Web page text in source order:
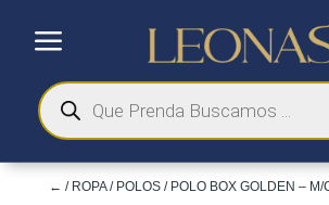
a
Búsqueda
de
productos
← / ROPA/ POLOS / POLO BOX GOLDEN – M/